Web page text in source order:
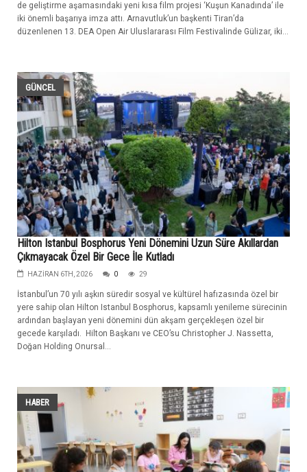
de geliştirme aşamasındaki yeni kısa film projesi ‘Kuşun Kanadında’ ile
iki önemli başarıya imza attı. Arnavutluk’un başkenti Tiran’da
düzenlenen 13. DEA Open Air Uluslararası Film Festivalinde Gülizar, iki...
GÜNCEL
Hilton Istanbul Bosphorus Yeni Dönemini Uzun Süre Akıllardan
Çıkmayacak Özel Bir Gece İle Kutladı
HAZIRAN 6TH, 2026 0 29
İstanbul’un 70 yılı aşkın süredir sosyal ve kültürel hafızasında özel bir
yere sahip olan Hilton Istanbul Bosphorus, kapsamlı yenileme sürecinin
ardından başlayan yeni dönemini dün akşam gerçekleşen özel bir
gecede karşıladı. Hilton Başkanı ve CEO’su Christopher J. Nassetta,
Doğan Holding Onursal...
HABER